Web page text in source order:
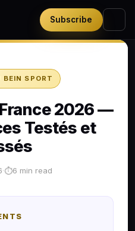
Subscribe
SPORT
2026 —
Testés et
·⏱6 min read